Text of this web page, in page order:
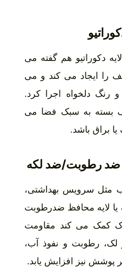
دکوراتیو هم گفته می
را ایجاد می کند و می
رنگ دلخواه اجرا کرد.
بسته به سبک فضا می
براق باشد.
ضد رطوبت/ضد لکه
مثل سرویس بهداشتی،
یا لایه محافظ ضدرطوبت
کمک می کند مقاومت
لک، رطوبت و نفوذ آب،
نیز افزایش یابد.